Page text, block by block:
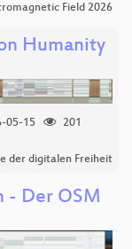
Field 2026
Humanity
05-15
201
der digitalen Freiheit
- Der OSM